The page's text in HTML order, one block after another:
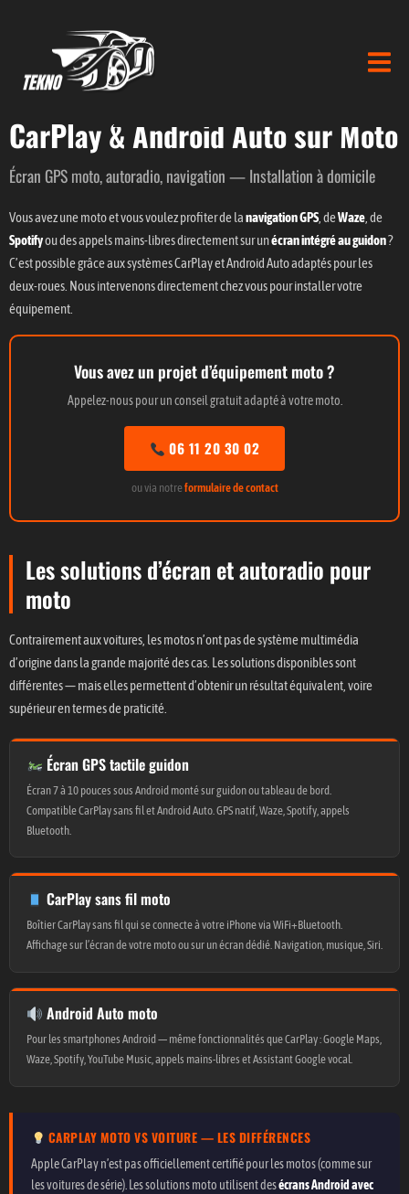
CarPlay & Android Auto sur Moto
Écran GPS moto, autoradio, navigation — Installation à domicile
Vous avez une moto et vous voulez profiter de lanavigation GPS, deWaze , de
Spotifyou des appels mains-libres directement sur unécran intégré au guidon?
C’est possible grâce aux systèmes CarPlay et Android Auto adaptés pour les
deux-roues. Nous intervenons directement chez vous pour installer votre
équipement.
Vous avez un projet d’équipement moto ?
Appelez-nous pour un conseil gratuit adapté à votre moto.
06 11 20 30 02
ou via notre formulaire de contact
Les solutions d’écran et autoradio pour
moto
Contrairement aux voitures, les motos n’ont pas de système multimédia
d’origine dans la grande majorité des cas. Les solutions disponibles sont
différentes — mais elles permettent d’obtenir un résultat équivalent, voire
supérieur en termes de praticité.
Écran GPS tactile guidon
Écran 7 à 10 pouces sous Android monté sur guidon ou tableau de bord.
Compatible CarPlay sans fil et Android Auto. GPS natif, Waze, Spotify, appels
Bluetooth.
CarPlay sans fil moto
Boîtier CarPlay sans fil qui se connecte à votre iPhone via WiFi+Bluetooth.
Affichage sur l’écran de votre moto ou sur un écran dédié. Navigation, musique, Siri.
Android Auto moto
Pour les smartphones Android — même fonctionnalités que CarPlay : Google Maps,
Waze, Spotify, YouTube Music, appels mains-libres et Assistant Google vocal.
CARPLAY MOTO VS VOITURE — LES DIFFÉRENCES
Apple CarPlay n’est pas officiellement certifié pour les motos (comme sur
les voitures de série). Les solutions moto utilisent desécrans Android avec